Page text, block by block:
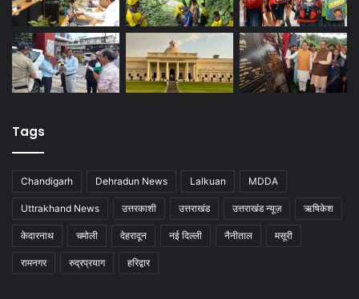
Tags
Chandigarh Dehradun News Lalkuan MDDA
Uttrakhand News उत्तरकाशी उत्तराखंड उत्तराखंड न्यूज़ ऋषिकेश
केदारनाथ चमोली देहरादून नई दिल्ली नैनीताल मसूरी
रामनगर रुद्रप्रयाग हरिद्वार